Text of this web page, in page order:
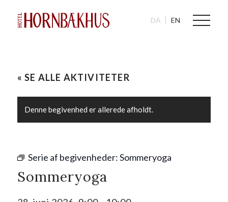
DA EN
« SE ALLE AKTIVITETER
Denne begivenhed er allerede afholdt.
Serie af begivenheder:Sommeryoga
Sommeryoga